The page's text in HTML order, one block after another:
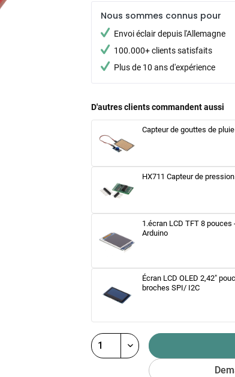
Nous sommes connus pour
Envoi éclair depuis l'Allemagne
100.000+ clients satisfaits
Plus de 10 ans d'expérience
D'autres clients commandent aussi
Capteur de gouttes de pluie
HX711 Capteur de
1.écran LCD TFT 8
Arduino
Écran LCD OLED 2,42"
broches SPI/ I2C